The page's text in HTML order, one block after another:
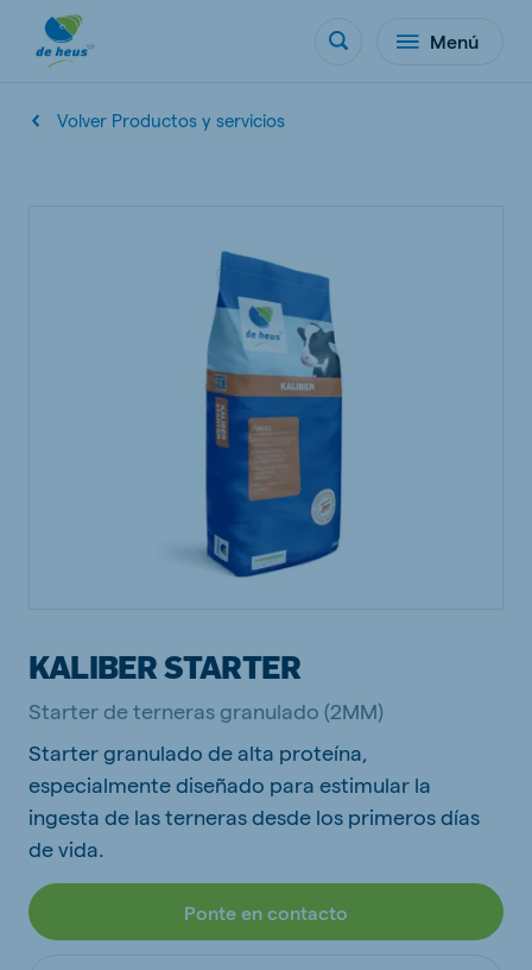
Menú
Volver Productos y servicios
KALIBER STARTER
Starter de terneras granulado (2MM)
Starter granulado de alta proteína,
especialmente diseñado para estimular la
ingesta de las terneras desde los primeros días
de vida.
Ponte en contacto